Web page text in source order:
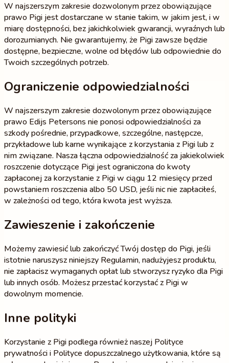
W najszerszym zakresie dozwolonym przez obowiązujące
prawo Pigi jest dostarczane w stanie takim, w jakim jest, i w
miarę dostępności, bez jakichkolwiek gwarancji, wyraźnych lub
dorozumianych. Nie gwarantujemy, że Pigi zawsze będzie
dostępne, bezpieczne, wolne od błędów lub odpowiednie do
Twoich szczególnych potrzeb.
Ograniczenie odpowiedzialności
W najszerszym zakresie dozwolonym przez obowiązujące
prawo Edijs Petersons nie ponosi odpowiedzialności za
szkody pośrednie, przypadkowe, szczególne, następcze,
przykładowe lub karne wynikające z korzystania z Pigi lub z
nim związane. Nasza łączna odpowiedzialność za jakiekolwiek
roszczenie dotyczące Pigi jest ograniczona do kwoty
zapłaconej za korzystanie z Pigi w ciągu 12 miesięcy przed
powstaniem roszczenia albo 50 USD, jeśli nic nie zapłaciłeś,
w zależności od tego, która kwota jest wyższa.
Zawieszenie i zakończenie
Możemy zawiesić lub zakończyć Twój dostęp do Pigi, jeśli
istotnie naruszysz niniejszy Regulamin, nadużyjesz produktu,
nie zapłacisz wymaganych opłat lub stworzysz ryzyko dla Pigi
lub innych osób. Możesz przestać korzystać z Pigi w
dowolnym momencie.
Inne polityki
Korzystanie z Pigi podlega również naszej Polityce
prywatności i Polityce dopuszczalnego użytkowania, które są